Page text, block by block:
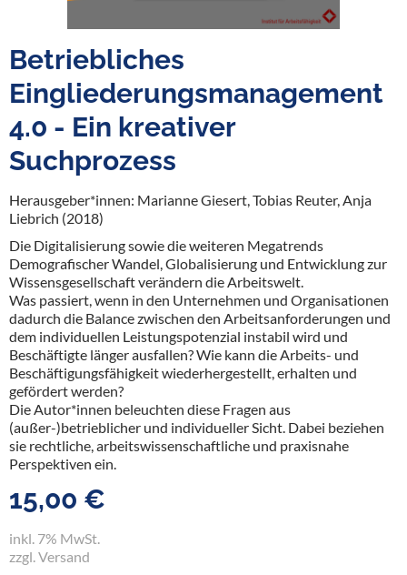
Betriebliches
Eingliederungsmanagement
4.0 - Ein kreativer
Suchprozess
Herausgeber*innen: Marianne Giesert, Tobias Reuter, Anja
Liebrich (2018)
Die Digitalisierung sowie die weiteren Megatrends
Demografischer Wandel, Globalisierung und Entwicklung zur
Wissensgesellschaft verändern die Arbeitswelt.
Was passiert, wenn in den Unternehmen und Organisationen
dadurch die Balance zwischen den Arbeitsanforderungen und
dem individuellen Leistungspotenzial instabil wird und
Beschäftigte länger ausfallen? Wie kann die Arbeits- und
Beschäftigungsfähigkeit wiederhergestellt, erhalten und
gefördert werden?
Die Autor*innen beleuchten diese Fragen aus
(außer-)betrieblicher und individueller Sicht. Dabei beziehen
sie rechtliche, arbeits­wissenschaftliche und praxisnahe
Perspektiven ein.
15,00 €
inkl. 7% MwSt.
zzgl. Versand